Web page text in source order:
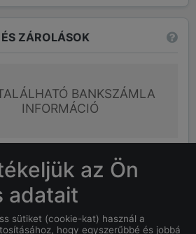
ZÁROLÁSOK
BANKSZÁMLA
INFORMÁCIÓ
KÉRDÉSEK
az Ön
adatait
sütiket (cookie-kat) használ a
hogy egyszerűbbé és jobbá